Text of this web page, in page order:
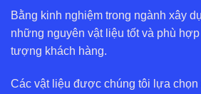
Bằng kinh nghiệm trong ngành xây
những nguyên vật liệu tốt và phù
tượng khách hàng.
Các vật liệu được chúng tôi lựa